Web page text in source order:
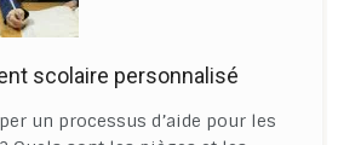
scolaire personnalisé
un processus d’aide pour les